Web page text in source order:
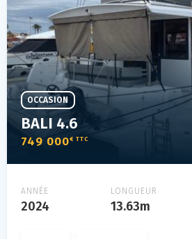
BALI 4.6
749 000€ TTC
OCCASION
ANNÉE
2024
LONGUEUR
13.63m